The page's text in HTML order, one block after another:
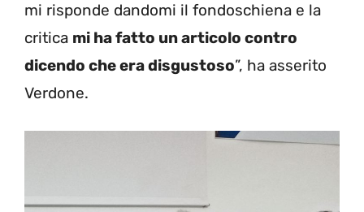
mi risponde dandomi il fondoschiena e la
critica mi ha fatto un articolo contro
dicendo che era disgustoso”, ha asserito
Verdone.